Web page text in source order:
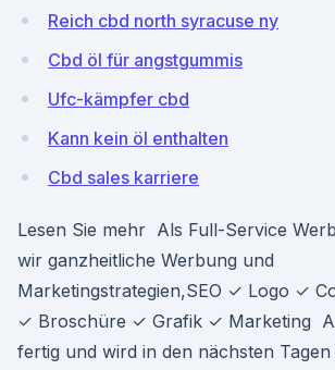
Reich cbd north syracuse ny
Cbd öl für angstgummis
Ufc-kämpfer cbd
Kann kein öl enthalten
Cbd sales karriere
Lesen Sie mehr Als Full-Service
wir ganzheitliche Werbung und
Marketingstrategien,SEO ✓ Logo ✓
✓ Broschüre ✓ Grafik ✓ Marketing
fertig und wird in den nächsten